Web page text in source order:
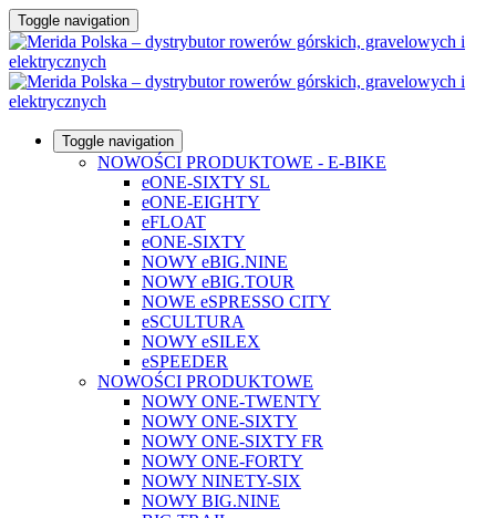
Toggle navigation
Toggle navigation
NOWOŚCI PRODUKTOWE - E-BIKE
eONE-SIXTY SL
eONE-EIGHTY
eFLOAT
eONE-SIXTY
NOWY eBIG.NINE
NOWY eBIG.TOUR
NOWE eSPRESSO CITY
eSCULTURA
NOWY eSILEX
eSPEEDER
NOWOŚCI PRODUKTOWE
NOWY ONE-TWENTY
NOWY ONE-SIXTY
NOWY ONE-SIXTY FR
NOWY ONE-FORTY
NOWY NINETY-SIX
NOWY BIG.NINE